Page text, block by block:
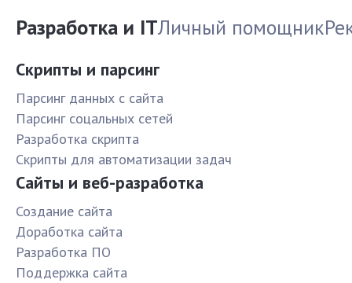
Разработка и ITЛичный помощник
Скрипты и парсинг
Парсинг данных с сайта
Парсинг соцальных сетей
Разработка скрипта
Скрипты для автоматизации задач
Сайты и веб-разработка
Создание сайта
Доработка сайта
Разработка ПО
Поддержка сайта